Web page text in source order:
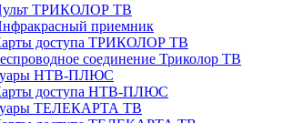
ТРИКОЛОР ТВ
приемник
доступа ТРИКОЛОР ТВ
соединение Триколор ТВ
НТВ-ПЛЮС
доступа НТВ-ПЛЮС
ТЕЛЕКАРТА ТВ